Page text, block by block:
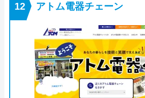
アトム電器チェーン